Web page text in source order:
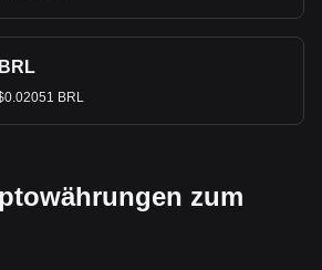
BRL
zum